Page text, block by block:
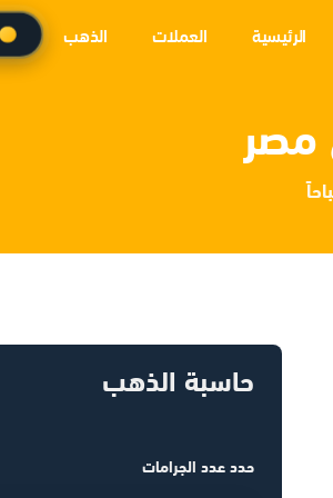
الرئيسية العملات الذهب
مصر
حاسبة الذهب
حدد عدد الجرامات